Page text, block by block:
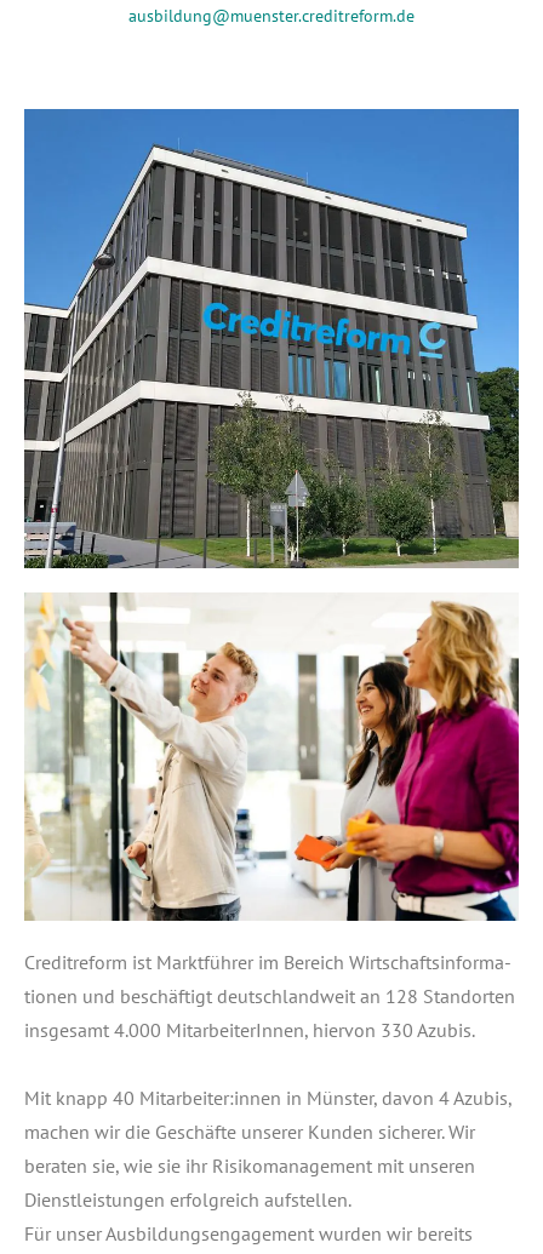
ausbildung@muenster.creditreform.de
Cre­dit­re­form ist Markt­füh­rer im Bereich Wirt­schafts­in­for­ma­
tio­nen und beschäf­tigt deutsch­land­weit an 128 Stand­or­ten
ins­ge­samt 4.000 Mit­ar­bei­te­rIn­nen, hier­von 330 Azubis.
Mit knapp 40 Mitarbeiter:innen in Müns­ter, davon 4 Azu­bis,
machen wir die Geschäf­te unse­rer Kun­den siche­rer. Wir
bera­ten sie, wie sie ihr Risi­ko­ma­nage­ment mit unse­ren
Dienst­leis­tun­gen erfolg­reich auf­stel­len.
Für unser Aus­bil­dungs­en­ga­ge­ment wur­den wir bereits